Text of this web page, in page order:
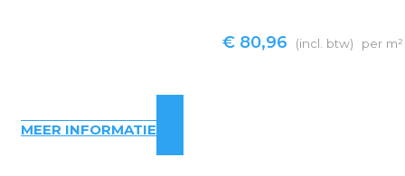
€80,96 (incl. btw) per m²
MEER INFORMATIE